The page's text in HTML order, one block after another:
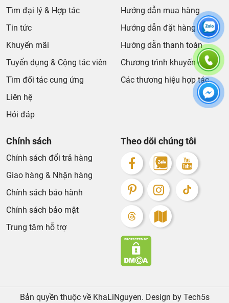
Tìm đại lý & Hợp tác
Tin tức
Khuyến mãi
Tuyển dụng & Cộng tác viên
Tìm đối tác cung ứng
Liên hệ
Hỏi đáp
Hướng dẫn mua hàng
Hướng dẫn đặt hàng
Hướng dẫn thanh toán
Chương trình khuyến mãi
Các thương hiệu hợp tác
Chính sách
Chính sách đổi trả hàng
Giao hàng & Nhận hàng
Chính sách bảo hành
Chính sách bảo mật
Trung tâm hỗ trợ
Theo dõi chúng tôi
Bản quyền thuộc về KhaLiNguyen. Design by Tech5s